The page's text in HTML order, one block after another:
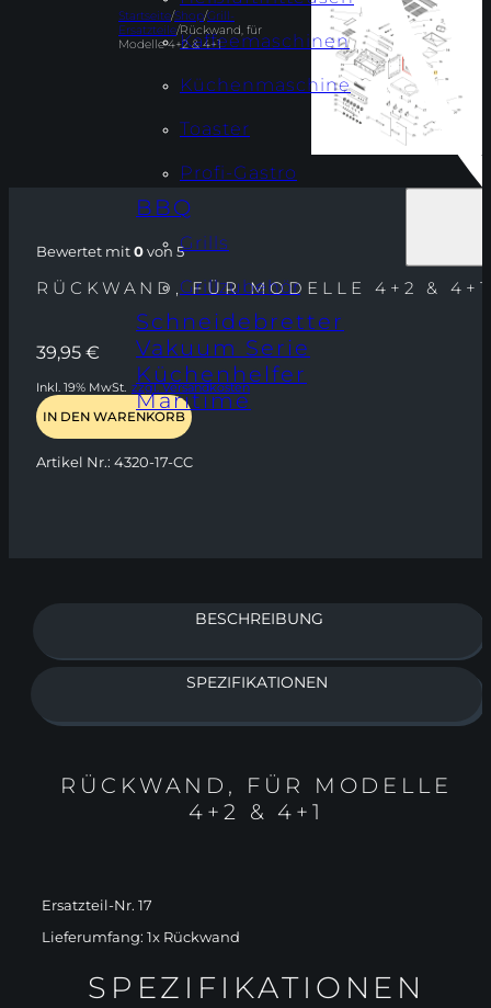
Kaffeemaschinen
Küchenmaschine
Toaster
Profi-Gastro
BBQ
Grills
Grillzubehör
Schneidebretter
Vakuum Serie
Küchenhelfer
Maritime
Startseite/Shop/Grill-
Ersatzteile/Rückwand, für
Modelle 4+2 & 4+1
Bewertet mit0von 5
RÜCKWAND, FÜR MODELLE 4+2 & 4+1
39,95 €
Inkl. 19% MwSt. zzgl. Versandkosten
IN DEN WARENKORB
Artikel Nr.: 4320-17-CC
BESCHREIBUNG
SPEZIFIKATIONEN
RÜCKWAND, FÜR MODELLE
4+2 & 4+1
Ersatzteil-Nr. 17
Lieferumfang: 1x Rückwand
SPEZIFIKATIONEN